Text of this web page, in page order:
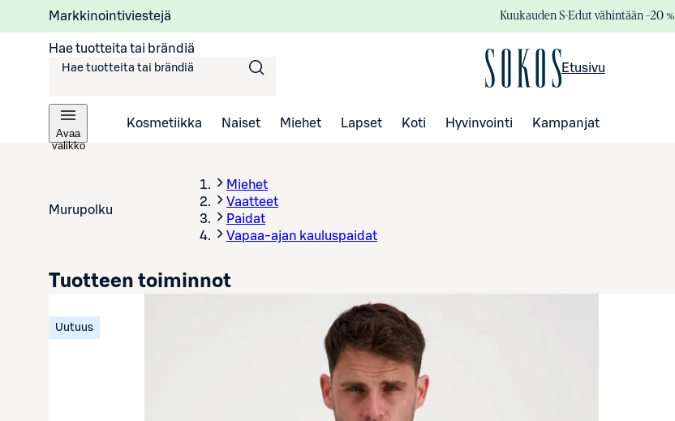
Markkinointiviestejä Kuukauden S-Edut vähintään –20 %
Hae tuotteita tai brändiä
Etusivu
Avaa
valikko
Kosmetiikka Naiset Miehet Lapset Koti Hyvinvointi Kampanjat
Murupolku
Miehet
Vaatteet
Paidat
Vapaa-ajan kauluspaidat
Uutuus
Tuotteen toiminnot